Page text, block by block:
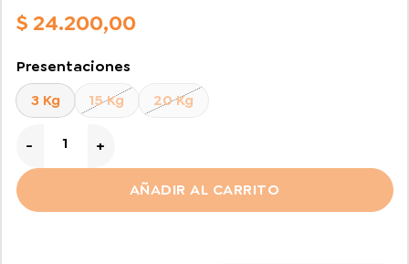
$ 24.200,00
Presentaciones
3 Kg
15 Kg 20 Kg
AÑADIR AL CARRITO